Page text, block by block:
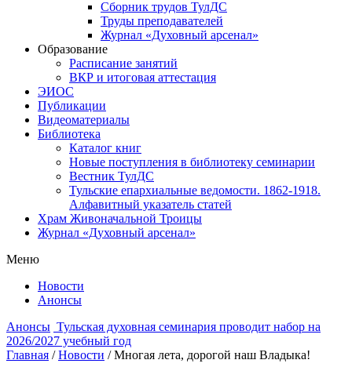
Сборник трудов ТулДС
Труды преподавателей
Журнал «Духовный арсенал»
Образование
Расписание занятий
ВКР и итоговая аттестация
ЭИОС
Публикации
Видеоматериалы
Библиотека
Каталог книг
Новые поступления в библиотеку семинарии
Вестник ТулДС
Тульские епархиальные ведомости. 1862-1918.
Алфавитный указатель статей
Храм Живоначальной Троицы
Журнал «Духовный арсенал»
Меню
Новости
Анонсы
Анонсы Тульская духовная семинария проводит набор на
2026/2027 учебный год
Главная / Новости / Многая лета, дорогой наш Владыка!